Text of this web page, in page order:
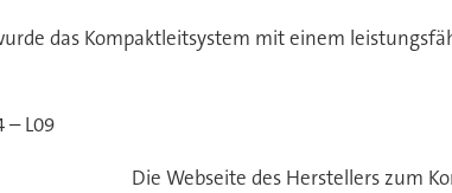
das Kompaktleitsystem mit einem
– L09
Die Webseite des Herstellers zum